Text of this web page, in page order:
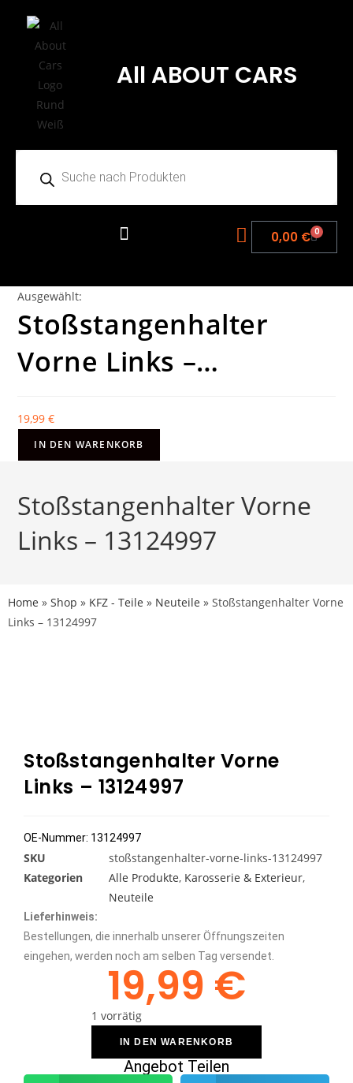
All ABOUT CARS
0,00 € 0
Ausgewählt:
Stoßstangenhalter
Vorne Links –…
19,99€
IN DEN WARENKORB
Stoßstangenhalter Vorne
Links – 13124997
Home » Shop » KFZ - Teile » Neuteile » Stoßstangenhalter Vorne
Links – 13124997
Stoßstangenhalter Vorne
Links – 13124997
OE-Nummer: 13124997
SKU
stoßstangenhalter-vorne-links-13124997
Kategorien
Alle Produkte, Karosserie & Exterieur,
Neuteile
Lieferhinweis:
Bestellungen, die innerhalb unserer Öffnungszeiten
eingehen, werden noch am selben Tag versendet.
19,99 €
1 vorrätig
IN DEN WARENKORB
Angebot Teilen